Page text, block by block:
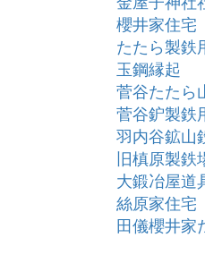
櫻井家住宅
たたら製鉄
玉鋼縁起
菅谷たたら
菅谷鈩製鉄
羽内谷鉱山
旧槙原製鉄
大鍛冶屋道
絲原家住宅
田儀櫻井家